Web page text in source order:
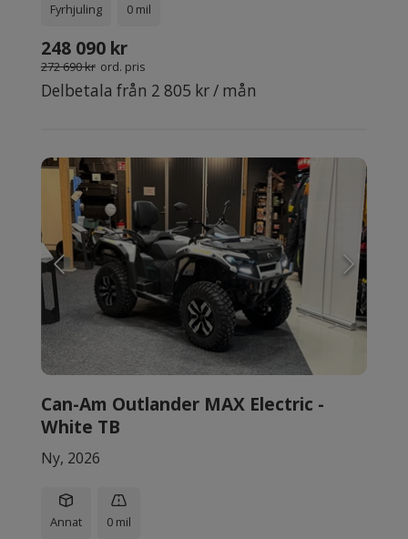
Fyrhjuling 0 mil
248 090 kr
272 690 kr ord. pris
Delbetala från 2 805 kr / mån
Can-Am Outlander MAX Electric -
White TB
Ny, 2026
Annat 0 mil